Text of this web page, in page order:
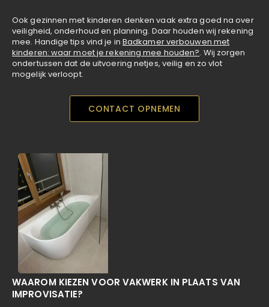
Ook gezinnen met kinderen denken vaak extra goed na over
veiligheid, onderhoud en planning. Daar houden wij rekening
mee. Handige tips vind je in Badkamer verbouwen met
kinderen: waar moet je rekening mee houden?. Wij zorgen
ondertussen dat de uitvoering netjes, veilig en zo vlot
mogelijk verloopt.
CONTACT OPNEMEN
WAAROM KIEZEN VOOR VAKWERK IN PLAATS VAN
IMPROVISATIE?